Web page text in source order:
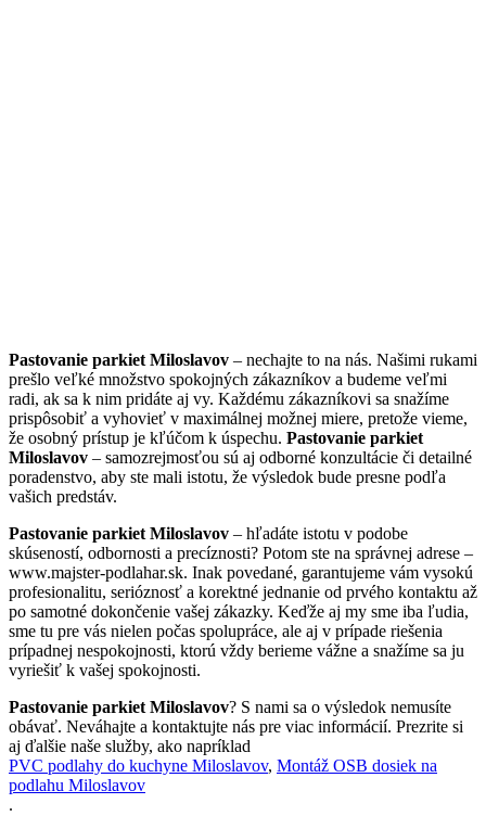
Pastovanie parkiet Miloslavov – nechajte to na nás. Našimi rukami
prešlo veľké množstvo spokojných zákazníkov a budeme veľmi
radi, ak sa k nim pridáte aj vy. Každému zákazníkovi sa snažíme
prispôsobiť a vyhovieť v maximálnej možnej miere, pretože vieme,
že osobný prístup je kľúčom k úspechu. Pastovanie parkiet
Miloslavov – samozrejmosťou sú aj odborné konzultácie či detailné
poradenstvo, aby ste mali istotu, že výsledok bude presne podľa
vašich predstáv.
Pastovanie parkiet Miloslavov – hľadáte istotu v podobe
skúseností, odbornosti a precíznosti? Potom ste na správnej adrese –
www.majster-podlahar.sk. Inak povedané, garantujeme vám vysokú
profesionalitu, serióznosť a korektné jednanie od prvého kontaktu až
po samotné dokončenie vašej zákazky. Keďže aj my sme iba ľudia,
sme tu pre vás nielen počas spolupráce, ale aj v prípade riešenia
prípadnej nespokojnosti, ktorú vždy berieme vážne a snažíme sa ju
vyriešiť k vašej spokojnosti.
Pastovanie parkiet Miloslavov? S nami sa o výsledok nemusíte
obávať. Neváhajte a kontaktujte nás pre viac informácií. Prezrite si
aj ďalšie naše služby, ako napríklad
PVC podlahy do kuchyne Miloslavov, Montáž OSB dosiek na
podlahu Miloslavov
.